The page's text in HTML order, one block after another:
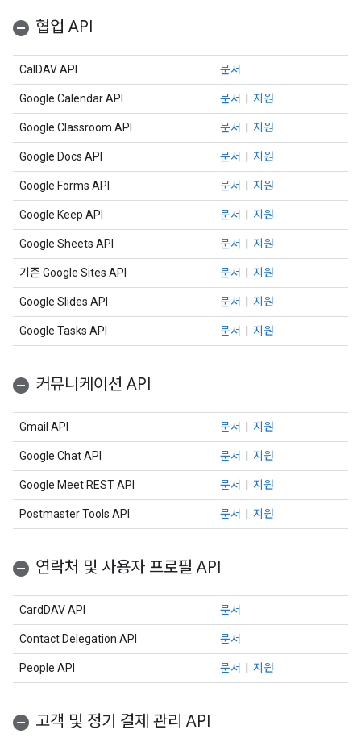
협업 API
CalDAV API 문서
Google Calendar API 문서 지원
Google Classroom API 문서 지원
Google Docs API 문서 지원
Google Forms API 문서 지원
Google Keep API 문서 지원
Google Sheets API 문서 지원
기존 Google Sites API 문서 지원
Google Slides API 문서 지원
Google Tasks API 문서 지원
커뮤니케이션 API
Gmail API 문서 지원
Google Chat API 문서 지원
Google Meet REST API 문서 지원
Postmaster Tools API 문서 지원
연락처 및 사용자 프로필 API
CardDAV API 문서
Contact Delegation API 문서
People API 문서 지원
고객 및 정기 결제 관리 API